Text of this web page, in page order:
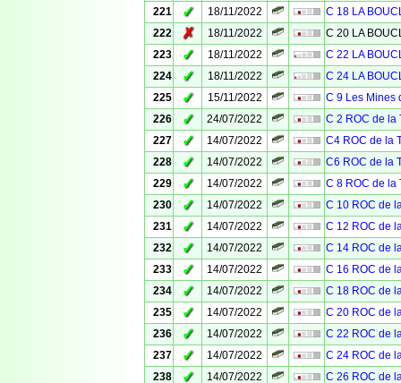
221
✓ 18/11/2022
C 18 LA
222
✗ 18/11/2022
C 20 LA
223
✓ 18/11/2022
C 22 LA
224
✓ 18/11/2022
C 24 LA
225
✓ 15/11/2022
C 9 Les Mines
226
✓ 24/07/2022
C 2 ROC de la
227
✓ 14/07/2022
C4 ROC de la
228
✓ 14/07/2022
C6 ROC de la
229
✓ 14/07/2022
C 8 ROC de la
230
✓ 14/07/2022
C 10 ROC de
231
✓ 14/07/2022
C 12 ROC de
232
✓ 14/07/2022
C 14 ROC de
233
✓ 14/07/2022
C 16 ROC de
234
✓ 14/07/2022
C 18 ROC de
235
✓ 14/07/2022
C 20 ROC de
236
✓ 14/07/2022
C 22 ROC de
237
✓ 14/07/2022
C 24 ROC de
238
✓ 14/07/2022
C 26 ROC de